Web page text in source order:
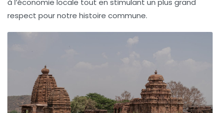
à l’économie locale tout en stimulant un plus grand
respect pour notre histoire commune.